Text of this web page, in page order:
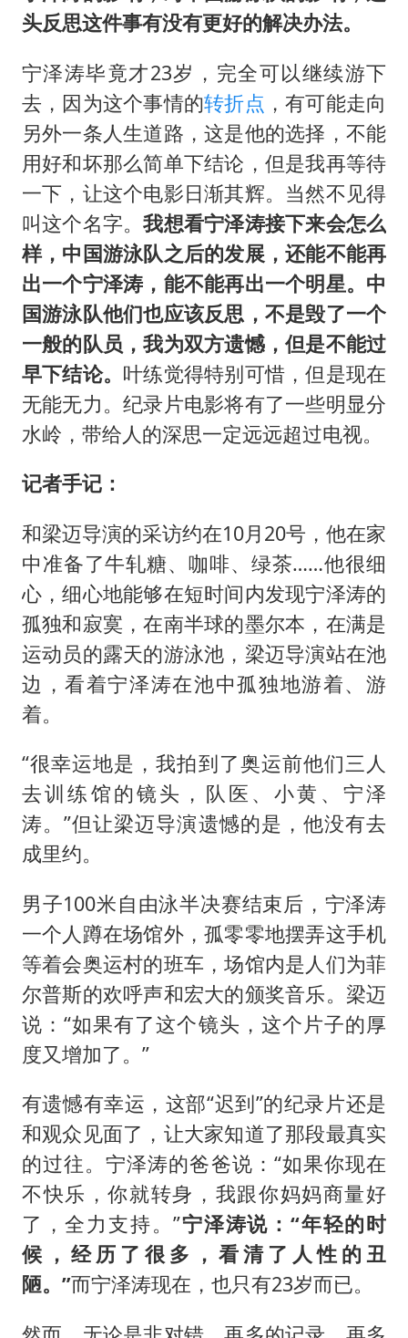
头反思这件事有没有更好的解决办法。
宁泽涛毕竟才23岁，完全可以继续游下
去，因为这个事情的转折点 ，有可能走向
另外一条人生道路，这是他的选择，不能
用好和坏那么简单下结论，但是我再等待
一下，让这个电影日渐其辉。当然不见得
叫这个名字。我想看宁泽涛接下来会怎么
样，中国游泳队之后的发展，还能不能再
出一个宁泽涛，能不能再出一个明星。中
国游泳队他们也应该反思，不是毁了一个
一般的队员，我为双方遗憾，但是不能过
早下结论。 叶练觉得特别可惜，但是现在
无能无力。纪录片电影将有了一些明显分
水岭，带给人的深思一定远远超过电视。
记者手记：
和梁迈导演的采访约在10月20号，他在家
中准备了牛轧糖、咖啡、绿茶……他很细
心，细心地能够在短时间内发现宁泽涛的
孤独和寂寞，在南半球的墨尔本，在满是
运动员的露天的游泳池，梁迈导演站在池
边，看着宁泽涛在池中孤独地游着、游
着。
“很幸运地是，我拍到了奥运前他们三人
去训练馆的镜头，队医、小黄、宁泽
涛。”但让梁迈导演遗憾的是，他没有去
成里约。
男子100米自由泳半决赛结束后，宁泽涛
一个人蹲在场馆外，孤零零地摆弄这手机
等着会奥运村的班车，场馆内是人们为菲
尔普斯的欢呼声和宏大的颁奖音乐。梁迈
说：“如果有了这个镜头，这个片子的厚
度又增加了。”
有遗憾有幸运，这部“迟到”的纪录片还是
和观众见面了，让大家知道了那段最真实
的过往。宁泽涛的爸爸说：“如果你现在
不快乐，你就转身，我跟你妈妈商量好
了，全力支持。”宁泽涛说：“年轻的时
候，经历了很多，看清了人性的丑
陋。”而宁泽涛现在，也只有23岁而已。